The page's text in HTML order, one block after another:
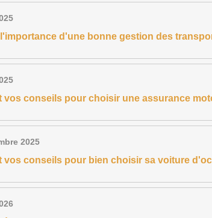
d'une bonne gestion des
vos conseils pour choisir une assurance
2025
vos conseils pour bien choisir sa voiture